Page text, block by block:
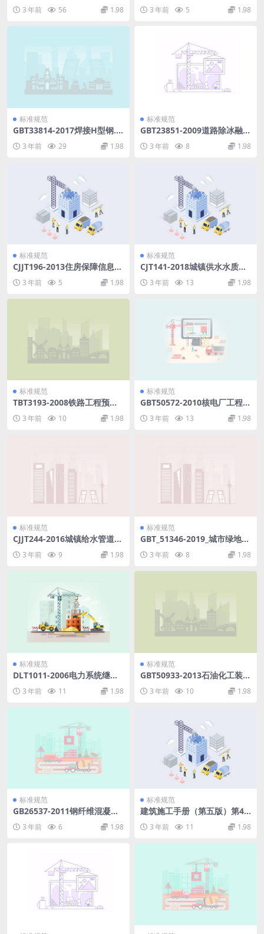
3 年前 56 1.98 3 年前 5 1.98
标准规范
GBT33814-2017焊接H型钢.p
3 年前 29 1.98
标准规范
GBT23851-2009道路除冰融雪
3 年前 8 1.98
标准规范
CJJT196-2013住房保障信息系
3 年前 5 1.98
标准规范
CJT141-2018城镇供水水质标
3 年前 13 1.98
标准规范
TBT3193-2008铁路工程预应
力筋用夹片式锚具、夹具和连
接器技术条件.pdf
3 年前 10 1.98
标准规范
GBT50572-2010核电厂工程地
3 年前 13 1.98
标准规范
CJJT244-2016城镇给水管道非
开挖修复更新工程技术规程.p
df 3 年前 9 1.98
标准规范
GBT_51346-2019_城市绿地规
3 年前 8 1.98
标准规范
DLT1011-2006电力系统继电
范.pdf
3 年前 11 1.98
标准规范
GBT50933-2013石油化工装置
3 年前 10 1.98
标准规范
GB26537-2011钢纤维混凝土
3 年前 6 1.98
标准规范
建筑施工手册（第五版）第4
3 年前 11 1.98